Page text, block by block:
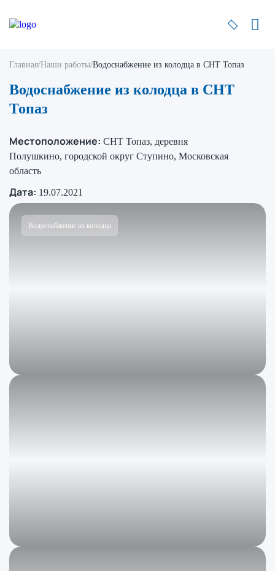
Главная/Наши работы/Водоснабжение из колодца в СНТ Топаз
Водоснабжение из колодца в СНТ
Топаз
Местоположение: СНТ Топаз, деревня
Полушкино, городской округ Ступино, Московская
область
Дата: 19.07.2021
Водоснабжение из колодца